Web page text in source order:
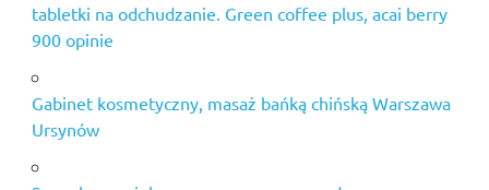
tabletki na odchudzanie. Green coffee plus, acai berry
900 opinie
Gabinet kosmetyczny, masaż bańką chińską Warszawa
Ursynów